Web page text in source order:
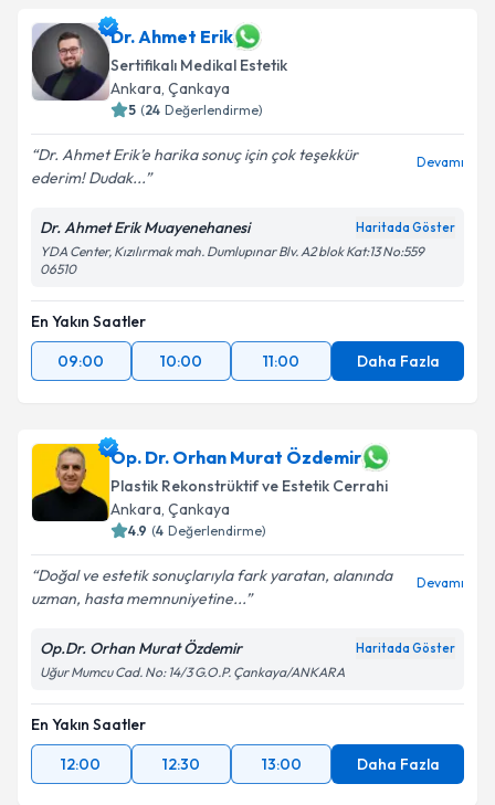
Dr. Ahmet Erik
Sertifikalı Medikal Estetik
Ankara, Çankaya
5 (24 Değerlendirme)
Dr. Ahmet Erik’e harika sonuç için çok teşekkür
ederim! Dudak...
Devamı
Dr. Ahmet Erik Muayenehanesi Haritada Göster
YDA Center, Kızılırmak mah. Dumlupınar Blv. A2 blok Kat:13 No:559
06510
En Yakın Saatler
09:00
10:00 11:00 Daha Fazla
Op. Dr. Orhan Murat Özdemir
Plastik Rekonstrüktif ve Estetik Cerrahi
Ankara, Çankaya
4.9 (4 Değerlendirme)
Doğal ve estetik sonuçlarıyla fark yaratan, alanında
uzman, hasta memnuniyetine...
Devamı
Op.Dr. Orhan Murat Özdemir Haritada Göster
Uğur Mumcu Cad. No: 14/3 G.O.P. Çankaya/ANKARA
En Yakın Saatler
12:00
12:30 13:00 Daha Fazla